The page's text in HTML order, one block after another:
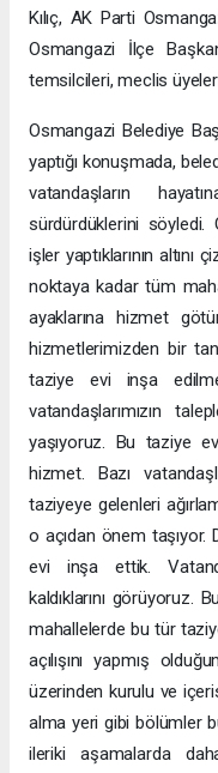
Kılıç, AK Parti
Osmangazi İlçe
temsilcileri, meclis
Osmangazi Belediye
yaptığı konuşmada,
vatandaşların
sürdürdüklerini söyledi.
işler yaptıklarının
noktaya kadar tüm
ayaklarına hizmet
hizmetlerimizden bir
taziye evi inşa
vatandaşlarımızın
yaşıyoruz. Bu taziye
hizmet. Bazı
taziyeye gelenleri
o açıdan önem
evi inşa ettik.
kaldıklarını görüyoruz.
mahallelerde bu tür
açılışını yapmış
üzerinden kurulu ve
alma yeri gibi bölümler
ileriki aşamalarda